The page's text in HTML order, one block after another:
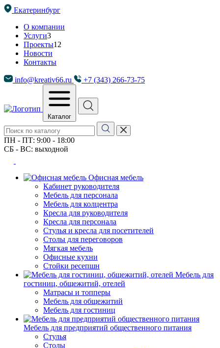
Екатеринбург
О компании
Услуги3
Проекты12
Новости
Контакты
info@kreativ66.ru +7 (343) 266-73-75
Каталог
ПН - ПТ: 9:00 - 18:00
СБ - ВС: выходной
Офисная мебель
Кабинет руководителя
Мебель для персонала
Мебель для колцентра
Кресла для руководителя
Кресла для персонала
Стулья и кресла для посетителей
Столы для переговоров
Мягкая мебель
Офисные кухни
Стойки ресепшн
Мебель для
гостиниц, общежитий, отелей
Матрасы и топперы
Мебель для общежитий
Мебель для гостиниц
Мебель для предприятий общественного питания
Стулья
Столы